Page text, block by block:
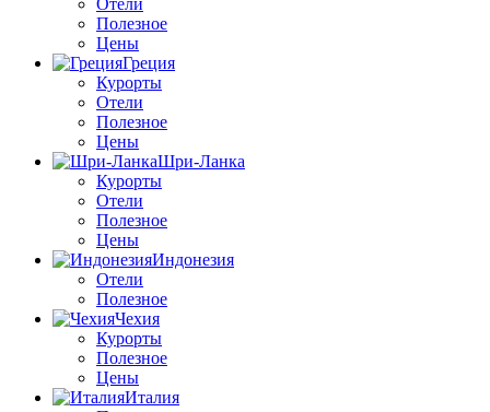
Полезное
Цены
Греция
Курорты
Отели
Полезное
Цены
Шри-Ланка
Курорты
Отели
Полезное
Цены
Индонезия
Отели
Полезное
Чехия
Курорты
Полезное
Цены
Италия